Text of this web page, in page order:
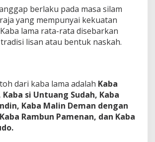
berlaku pada masa silam
yang mempunyai kekuatan
lama rata-rata disebarkan
lisan atau bentuk naskah.
dari kaba lama adalah Kaba
si Untuang Sudah, Kaba
Kaba Malin Deman dengan
Rambun Pamenan, dan Kaba